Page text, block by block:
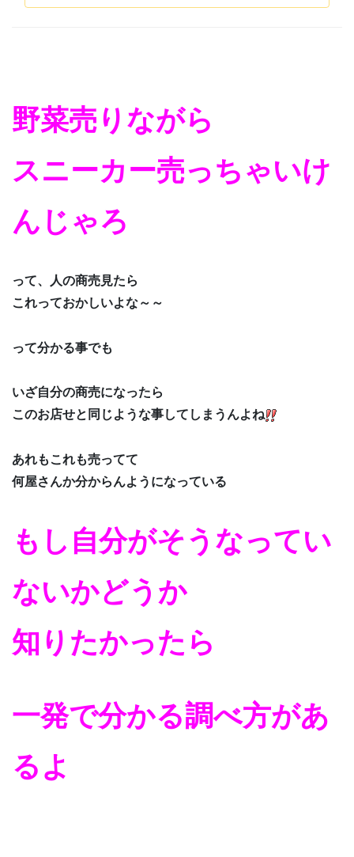
野菜売りながら
スニーカー売っちゃいけ
んじゃろ
って、人の商売見たら
これっておかしいよな～～
って分かる事でも
いざ自分の商売になったら
このお店せと同じような事してしまうんよね
あれもこれも売ってて
何屋さんか分からんようになっている
もし自分がそうなってい
ないかどうか
知りたかったら
一発で分かる調べ方があ
るよ